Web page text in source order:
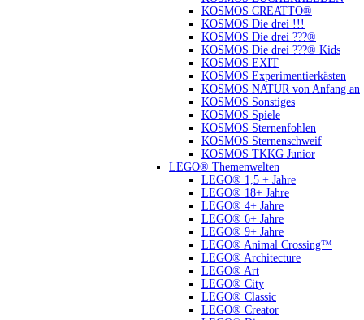
KOSMOS CREATTO®
KOSMOS Die drei !!!
KOSMOS Die drei ???®
KOSMOS Die drei ???® Kids
KOSMOS EXIT
KOSMOS Experimentierkästen
KOSMOS NATUR von Anfang an
KOSMOS Sonstiges
KOSMOS Spiele
KOSMOS Sternenfohlen
KOSMOS Sternenschweif
KOSMOS TKKG Junior
LEGO® Themenwelten
LEGO® 1,5 + Jahre
LEGO® 18+ Jahre
LEGO® 4+ Jahre
LEGO® 6+ Jahre
LEGO® 9+ Jahre
LEGO® Animal Crossing™
LEGO® Architecture
LEGO® Art
LEGO® City
LEGO® Classic
LEGO® Creator